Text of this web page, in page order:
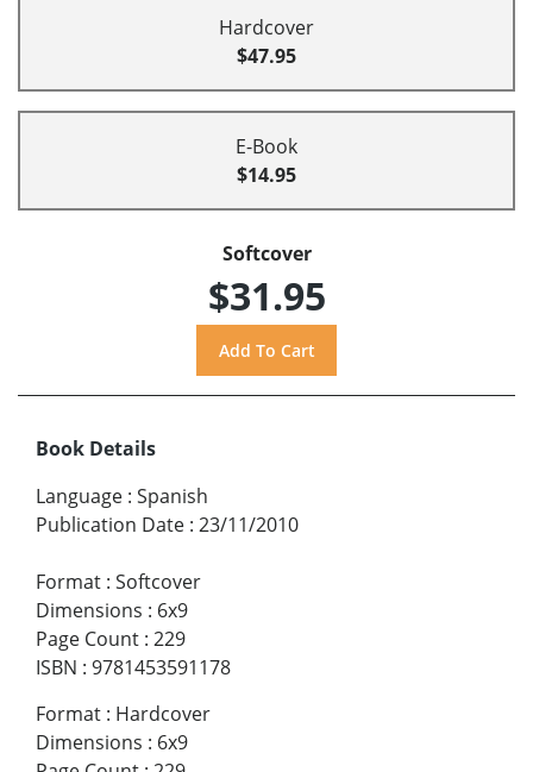
Hardcover
$47.95
E-Book
$14.95
Softcover
$31.95
Book Details
Language : Spanish
Publication Date : 23/11/2010
Format : Softcover
Dimensions : 6x9
Page Count : 229
ISBN : 9781453591178
Format : Hardcover
Dimensions : 6x9